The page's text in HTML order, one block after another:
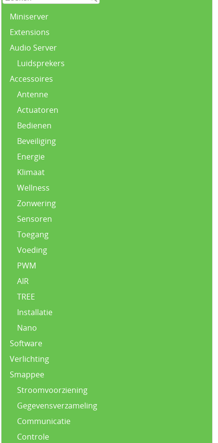
Miniserver
Extensions
Audio Server
Luidsprekers
Accessoires
Antenne
Actuatoren
Bedienen
Beveiliging
Energie
Klimaat
Wellness
Zonwering
Sensoren
Toegang
Voeding
PWM
AIR
TREE
Installatie
Nano
Software
Verlichting
Smappee
Stroomvoorziening
Gegevensverzameling
Communicatie
Controle